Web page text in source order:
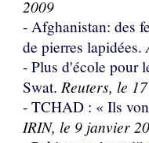
2009
- Afghanistan: des
de pierres lapidées.
- Plus d'école pour
Swat. Reuters, le
- TCHAD : « Ils
IRIN, le 9 janvier